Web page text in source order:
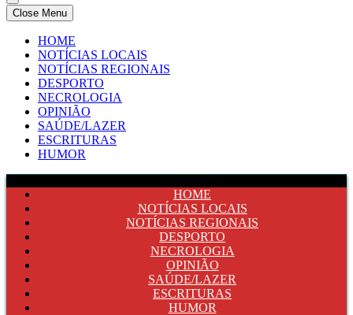
Comercio e Noticias
Notícias e Publicidade Online
Close Menu
HOME
NOTÍCIAS LOCAIS
NOTÍCIAS REGIONAIS
DESPORTO
NECROLOGIA
OPINIÃO
SAÚDE/LAZER
ESCRITURAS
HUMOR
HOME
NOTÍCIAS LOCAIS
NOTÍCIAS REGIONAIS
DESPORTO
NECROLOGIA
OPINIÃO
SAÚDE/LAZER
ESCRITURAS
HUMOR